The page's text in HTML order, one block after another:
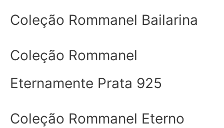
Coleção Rommanel Bailarina
Coleção Rommanel
Eternamente Prata 925
Coleção Rommanel Eterno